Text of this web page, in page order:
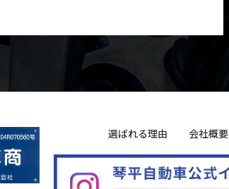
選ばれる理由 会社概要